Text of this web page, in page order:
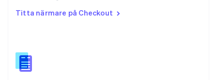
Titta närmare på Checkout
English
Español
Storbritannien